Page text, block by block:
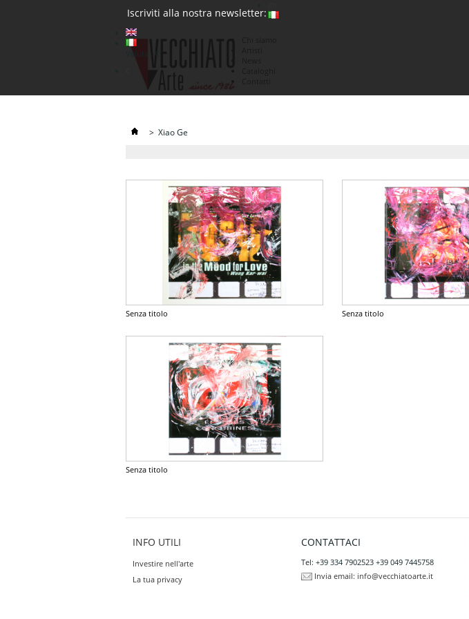
Iscriviti alla nostra newsletter:
> Xiao Ge
Senza titolo Senza titolo
Senza titolo
INFO UTILI
Investire nell'arte
La tua privacy
CONTATTACI
Tel: +39 334 7902523 +39 049 7445758
Invia email: info@vecchiatoarte.it